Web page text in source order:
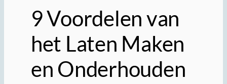
9 Voordelen van
het Laten Maken
en Onderhouden